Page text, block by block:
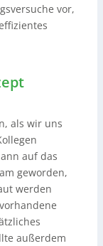
vor,
als wir uns
auf das
geworden,
werden
außerdem